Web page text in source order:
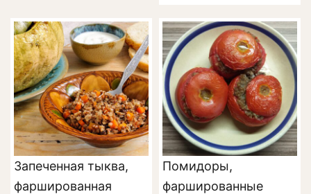
Запеченная тыква,
фаршированная
Помидоры,
фаршированные